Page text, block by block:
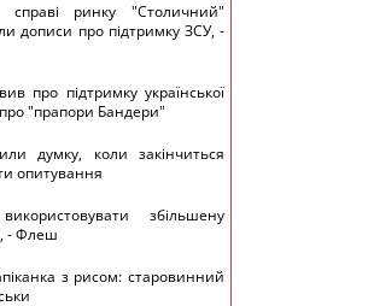
справі ринку "Столичний"
дописи про підтримку ЗСУ, -
про підтримку української
про "прапори Бандери"
думку, коли закінчиться
опитування
збільшену
- Флеш
з рисом: старовинний